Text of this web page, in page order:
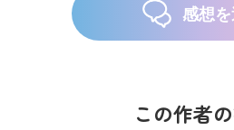
感想
この作者